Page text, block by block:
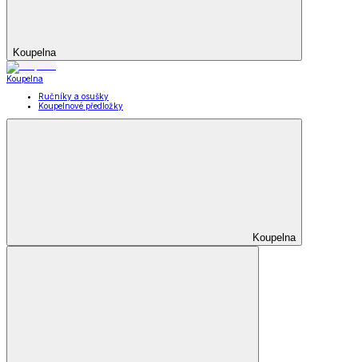
Koupelna
Koupelna
Ručníky a osušky
Koupelnové předložky
Koupelna